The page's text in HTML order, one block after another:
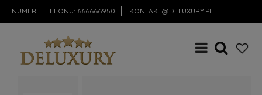
NUMER TELEFONU: 666666950 KONTAKT@DELUXURY.PL